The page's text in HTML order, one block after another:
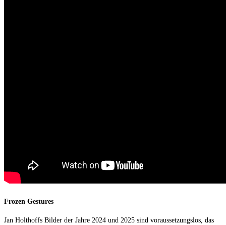
Frozen Gestures
Jan Holthoffs Bilder der Jahre 2024 und 2025 sind voraussetzungslos, das